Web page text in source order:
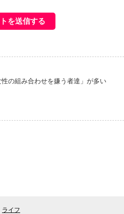
の組み合わせを嫌う者達」が多い
ライフ